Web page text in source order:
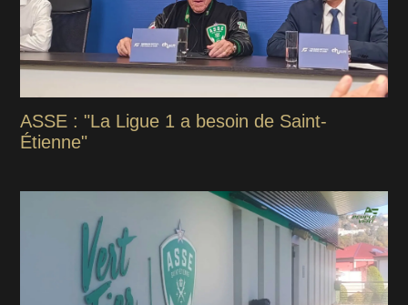
ASSE : "La Ligue 1 a besoin de Saint-
Étienne"